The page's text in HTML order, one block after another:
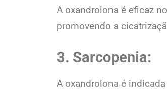
A oxandrolona é eficaz
promovendo a
3. Sarcopenia:
A oxandrolona é